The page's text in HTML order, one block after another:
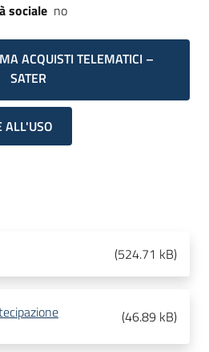
sociale no
ACQUISTI TELEMATICI –
SATER
ALL'USO
(524.71 kB)
(46.89 kB)